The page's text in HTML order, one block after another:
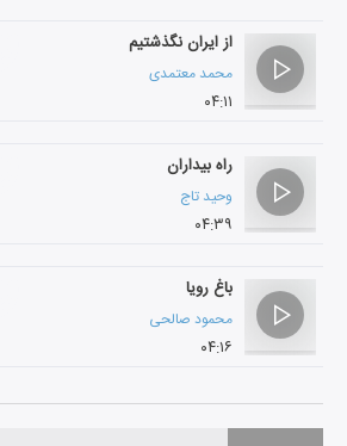
از ایران نگذشتیم
محمد معتمدی
۰۴:۱۱
راه بیداران
وحید تاج
۰۴:۳۹
باغ رویا
محمود صالحی
۰۴:۱۶